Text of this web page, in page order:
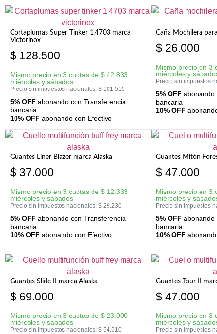
Cortaplumas Super Tinker 1.4703 marca
Victorinox
$ 128.500
Mismo precio en 3 cuotas de $ 42.833
miércoles y sábados
Precio sin impuestos nacionales: $ 101.515
5% OFF abonando con Transferencia
bancaria
10% OFF abonando con Efectivo
Caña Mochilera
$ 26.000
Mismo precio en 3
miércoles y
Precio sin impuestos
5% OFF abonando
bancaria
10% OFF
Guantes Liner Blazer marca Alaska
$ 37.000
Mismo precio en 3 cuotas de $ 12.333
miércoles y sábados
Precio sin impuestos nacionales: $ 29.230
5% OFF abonando con Transferencia
bancaria
10% OFF abonando con Efectivo
Guantes Mitón
$ 47.000
Mismo precio en 3
miércoles y
Precio sin impuestos
5% OFF abonando
bancaria
10% OFF
Guantes Slide II marca Alaska
$ 69.000
Mismo precio en 3 cuotas de $ 23.000
miércoles y sábados
Precio sin impuestos nacionales: $ 54.510
Guantes Tour II
$ 47.000
Mismo precio en 3
miércoles y
Precio sin impuestos